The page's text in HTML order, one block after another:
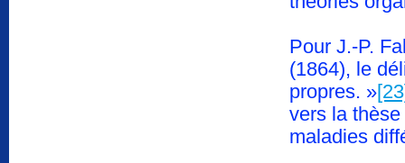
Pour J.-P.
(1864), le
propres. »
vers la
maladies